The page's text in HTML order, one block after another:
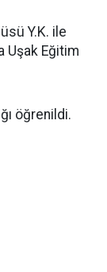
Y.K. ile
Uşak Eğitim
öğrenildi.